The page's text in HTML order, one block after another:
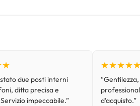
due posti interni
ditta precisa e
impeccabile.”
★★★★★
d’acquisto.”